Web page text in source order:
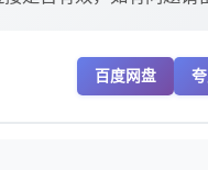
百度网盘